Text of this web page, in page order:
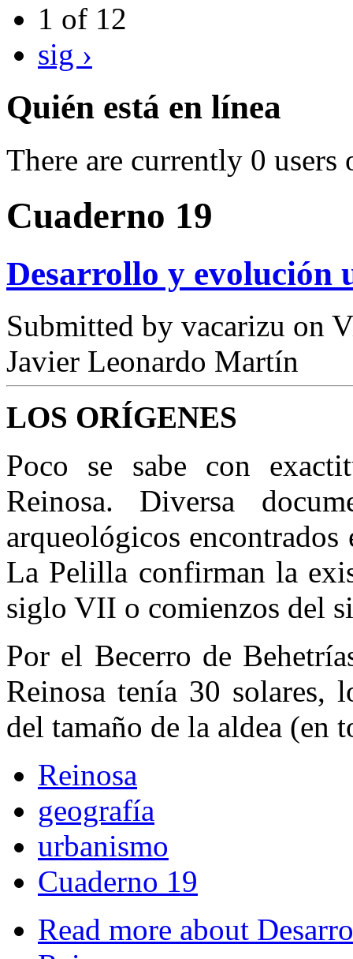
1 of 12
sig ›
Quién está en línea
There are currently 0 users
Cuaderno 19
Desarrollo y evolución
Submitted by vacarizu on
Javier Leonardo Martín
LOS ORÍGENES
Poco se sabe con
Reinosa. Diversa
arqueológicos
La Pelilla confirman la
siglo VII o comienzos del
Por el Becerro de
Reinosa tenía 30 solares,
del tamaño de la aldea (en
Reinosa
geografía
urbanismo
Cuaderno 19
Read more about